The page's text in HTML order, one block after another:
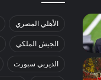
الأهلي المصري
الجيش الملكي
الديربي سبورت